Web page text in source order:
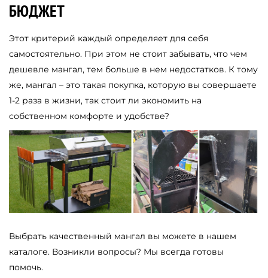
БЮДЖЕТ
Этот критерий каждый определяет для себя
самостоятельно. При этом не стоит забывать, что чем
дешевле мангал, тем больше в нем недостатков. К тому
же, мангал – это такая покупка, которую вы совершаете
1-2 раза в жизни, так стоит ли экономить на
собственном комфорте и удобстве?
Выбрать качественный мангал вы можете в нашем
каталоге. Возникли вопросы? Мы всегда готовы
помочь.